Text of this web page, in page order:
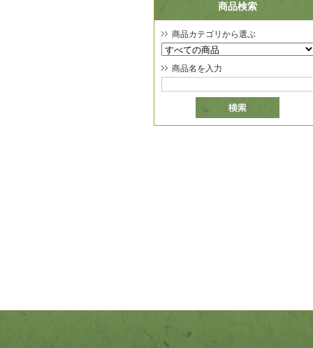
商品検索
商品カテゴリから選ぶ
商品名を入力